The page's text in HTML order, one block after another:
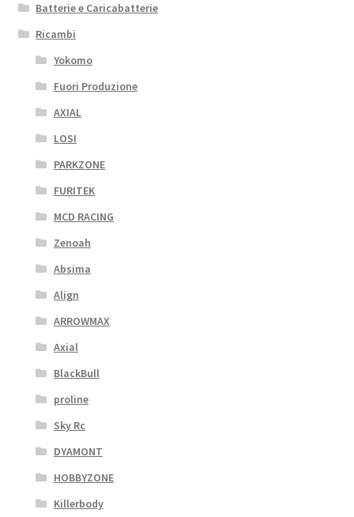
Batterie e Caricabatterie
Ricambi
Yokomo
Fuori Produzione
AXIAL
LOSI
PARKZONE
FURITEK
MCD RACING
Zenoah
Absima
Align
ARROWMAX
Axial
BlackBull
proline
Sky Rc
DYAMONT
HOBBYZONE
Killerbody